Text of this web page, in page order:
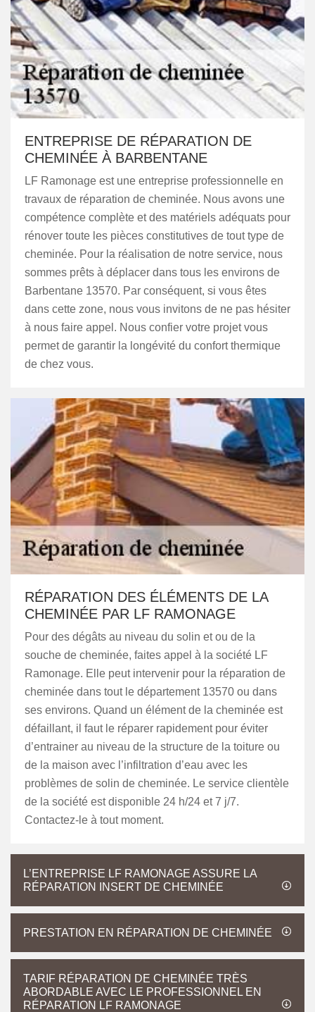
ENTREPRISE DE RÉPARATION DE
CHEMINÉE À BARBENTANE
LF Ramonage est une entreprise professionnelle en
travaux de réparation de cheminée. Nous avons une
compétence complète et des matériels adéquats pour
rénover toute les pièces constitutives de tout type de
cheminée. Pour la réalisation de notre service, nous
sommes prêts à déplacer dans tous les environs de
Barbentane 13570. Par conséquent, si vous êtes
dans cette zone, nous vous invitons de ne pas hésiter
à nous faire appel. Nous confier votre projet vous
permet de garantir la longévité du confort thermique
de chez vous.
RÉPARATION DES ÉLÉMENTS DE LA
CHEMINÉE PAR LF RAMONAGE
Pour des dégâts au niveau du solin et ou de la
souche de cheminée, faites appel à la société LF
Ramonage. Elle peut intervenir pour la réparation de
cheminée dans tout le département 13570 ou dans
ses environs. Quand un élément de la cheminée est
défaillant, il faut le réparer rapidement pour éviter
d’entrainer au niveau de la structure de la toiture ou
de la maison avec l’infiltration d’eau avec les
problèmes de solin de cheminée. Le service clientèle
de la société est disponible 24 h/24 et 7 j/7.
Contactez-le à tout moment.
L’ENTREPRISE LF RAMONAGE ASSURE LA
RÉPARATION INSERT DE CHEMINÉE
PRESTATION EN RÉPARATION DE CHEMINÉE
TARIF RÉPARATION DE CHEMINÉE TRÈS
ABORDABLE AVEC LE PROFESSIONNEL EN
RÉPARATION LF RAMONAGE